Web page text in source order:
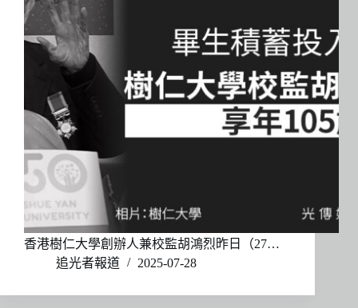
香港樹仁大學創辦人兼校監胡鴻烈昨日（27…
追光者報道
2025-07-28